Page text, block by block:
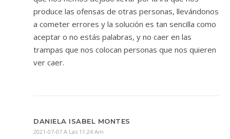
produce las ofensas de otras personas, llevándonos
a cometer errores y la solución es tan sencilla como
aceptar o no estás palabras, y no caer en las
trampas que nos colocan personas que nos quieren
ver caer.
DANIELA ISABEL MONTES
2021-07-07 A Las 11:24 Am